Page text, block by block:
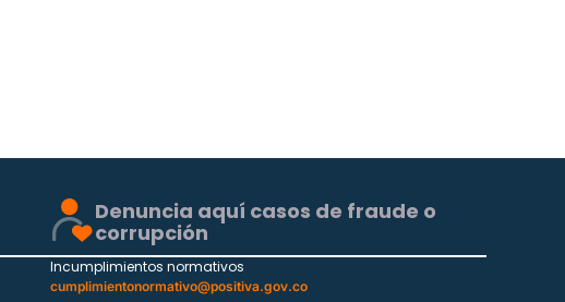
Denuncia aquí casos de fraude o
corrupción
Incumplimientos normativos
cumplimientonormativo@positiva.gov.co